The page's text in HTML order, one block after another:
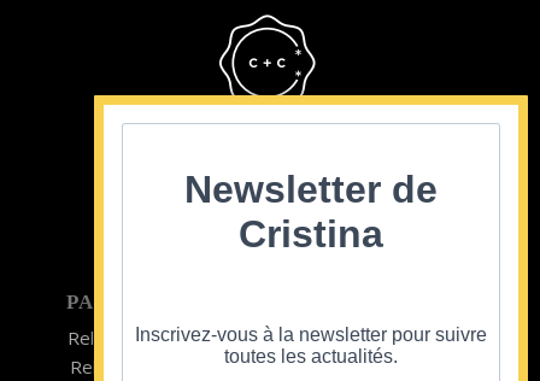
PARTICULIER
Relooking homme
Relooking femme
Team Building
Newsletter de
Cristina
Inscrivez-vous à la newsletter pour suivre
toutes les actualités.